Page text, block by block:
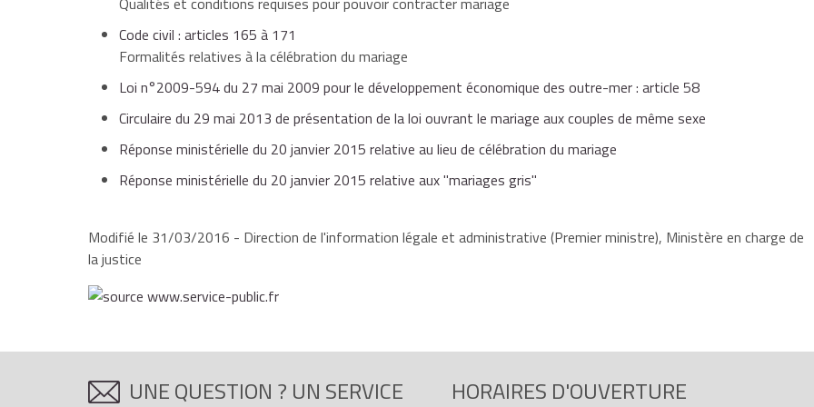
Code civil : articles 165 à 171
Formalités relatives à la célébration du mariage
Loi n°2009-594 du 27 mai 2009 pour le développement économique des outre-mer : article 58
Circulaire du 29 mai 2013 de présentation de la loi ouvrant le mariage aux couples de même sexe
Réponse ministérielle du 20 janvier 2015 relative au lieu de célébration du mariage
Réponse ministérielle du 20 janvier 2015 relative aux "mariages gris"
Modifié le 31/03/2016 - Direction de l'information légale et administrative (Premier ministre), Ministère en charge de
la justice
UNE QUESTION ? UN SERVICE HORAIRES D'OUVERTURE